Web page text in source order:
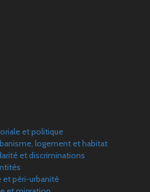
et politique
logement et habitat
et discriminations
et péri-urbanité